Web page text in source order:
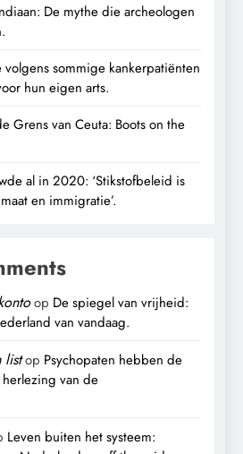
De mythe die archeologen
sommige kankerpatiënten
hun eigen arts.
Grens van Ceuta: Boots on the
al in 2020: ‘Stikstofbeleid is
en immigratie’.
op De spiegel van vrijheid:
van vandaag.
listop Psychopaten hebben de
van de
Leven buiten het systeem: